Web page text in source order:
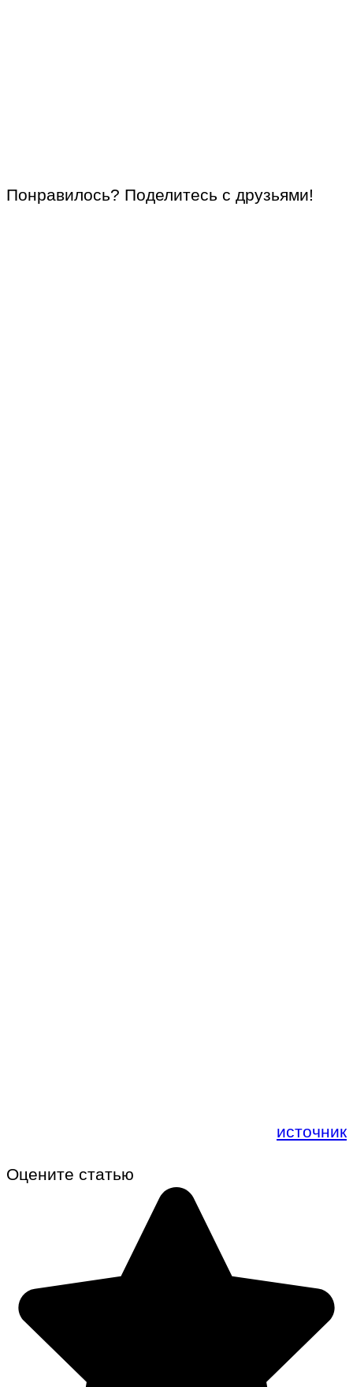
Понравилось? Поделитесь с друзьями!
источник
Оцените статью